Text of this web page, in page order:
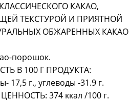
КАКАО,
ТЕКСТУРОЙ И ПРИЯТНОЙ
ОБЖАРЕННЫХ КАКАО
порошок.
В 100 Г ПРОДУКТА:
17,5 г., углеводы -31.9 г.
374 ккал /100 г.